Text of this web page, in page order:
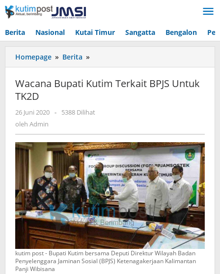
Lewati
ke
Berita Nasional Kutai Timur Sangatta Bengalon
Homepage » Berita »
Bupati
Terkait
Untuk
Wacana Bupati Kutim Terkait BPJS Untuk
TK2D
26 Juni 2020 oleh
-
5388 Dilihat
oleh Admin
kutim post - Bupati Kutim bersama Deputi Direktur Wilayah Badan
Penyelenggara Jaminan Sosial (BPJS) Ketenagakerjaan Kalimantan
Panji Wibisana